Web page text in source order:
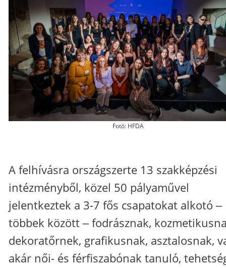
Fotó: HFDA
A felhívásra országszerte 13 szakképzési
intézményből, közel 50 pályaművel
jelentkeztek a 3-7 fős csapatokat alkotó ‒
többek között ‒ fodrásznak,
dekoratőrnek, grafikusnak, asztalosnak,
akár női- és férfiszabónak tanuló,